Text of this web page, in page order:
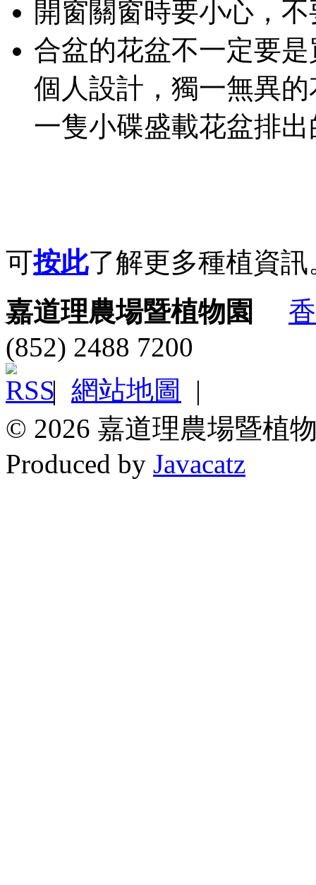
開窗關窗時要小心，
合盆的花盆不一定要
個人設計，獨一無異
一隻小碟盛載花盆排
可按此了解更多種植資訊
嘉道理農場暨植物園
(852) 2488 7200
| 網站地圖
|
© 2026 嘉道理農場暨植
Produced by Javacatz